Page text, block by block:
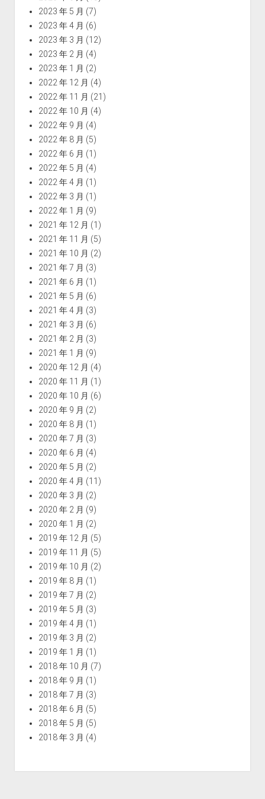
2023 年 5 月 (7)
2023 年 4 月 (6)
2023 年 3 月 (12)
2023 年 2 月 (4)
2023 年 1 月 (2)
2022 年 12 月 (4)
2022 年 11 月 (21)
2022 年 10 月 (4)
2022 年 9 月 (4)
2022 年 8 月 (5)
2022 年 6 月 (1)
2022 年 5 月 (4)
2022 年 4 月 (1)
2022 年 3 月 (1)
2022 年 1 月 (9)
2021 年 12 月 (1)
2021 年 11 月 (5)
2021 年 10 月 (2)
2021 年 7 月 (3)
2021 年 6 月 (1)
2021 年 5 月 (6)
2021 年 4 月 (3)
2021 年 3 月 (6)
2021 年 2 月 (3)
2021 年 1 月 (9)
2020 年 12 月 (4)
2020 年 11 月 (1)
2020 年 10 月 (6)
2020 年 9 月 (2)
2020 年 8 月 (1)
2020 年 7 月 (3)
2020 年 6 月 (4)
2020 年 5 月 (2)
2020 年 4 月 (11)
2020 年 3 月 (2)
2020 年 2 月 (9)
2020 年 1 月 (2)
2019 年 12 月 (5)
2019 年 11 月 (5)
2019 年 10 月 (2)
2019 年 8 月 (1)
2019 年 7 月 (2)
2019 年 5 月 (3)
2019 年 4 月 (1)
2019 年 3 月 (2)
2019 年 1 月 (1)
2018 年 10 月 (7)
2018 年 9 月 (1)
2018 年 7 月 (3)
2018 年 6 月 (5)
2018 年 5 月 (5)
2018 年 3 月 (4)